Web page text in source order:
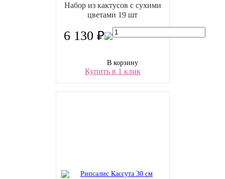
Набор из кактусов с сухими
цветами 19 шт
6 130 ₽
В корзину
Купить в 1 клик